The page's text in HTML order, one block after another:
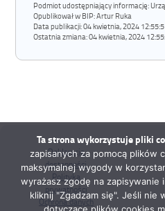
Podmiot udostępniający informację:
Opublikował w BIP:Artur Ruka
Data publikacji:04 kwietnia, 2024
Ostatnia zmiana:04 kwietnia, 2024
Deklaracja
dostępności
Polityka
prywatności
Ochrona danych
Ta strona wykorzystuje pliki
zapisanych za pomocą plików
maksymalnej wygody w
wyrażasz zgodę na zapisywanie
kliknij "Zgadzam się". Jeśli nie